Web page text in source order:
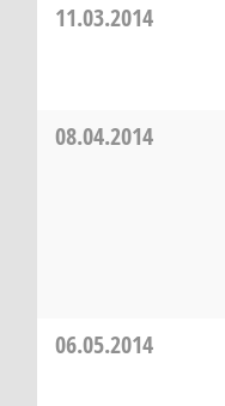
11.03.2014
08.04.2014
06.05.2014